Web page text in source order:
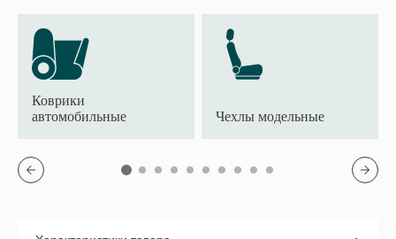
Коврики
автомобильные
Чехлы модельные